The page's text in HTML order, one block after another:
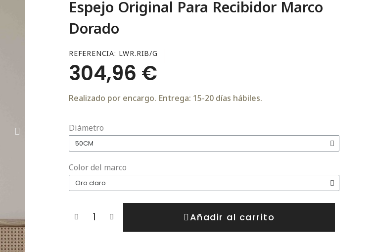
Espejo Original Para Recibidor Marco
Dorado
REFERENCIA LWR.RIB/G
304,96 €
Realizado por encargo. Entrega: 15-20 días hábiles.
Diámetro
Color del marco
Añadir al carrito